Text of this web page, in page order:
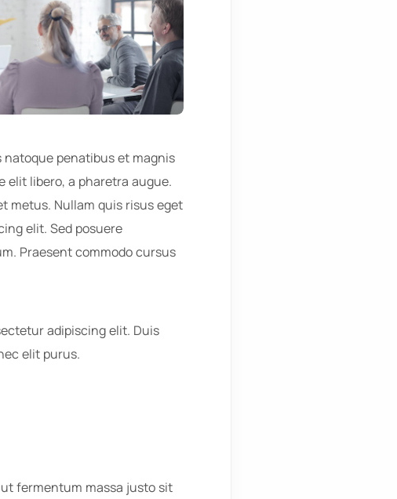
natoque penatibus et magnis
elit libero, a pharetra augue.
metus. Nullam quis risus eget
elit. Sed posuere
Praesent commodo cursus
adipiscing elit. Duis
elit purus.
fermentum massa justo sit